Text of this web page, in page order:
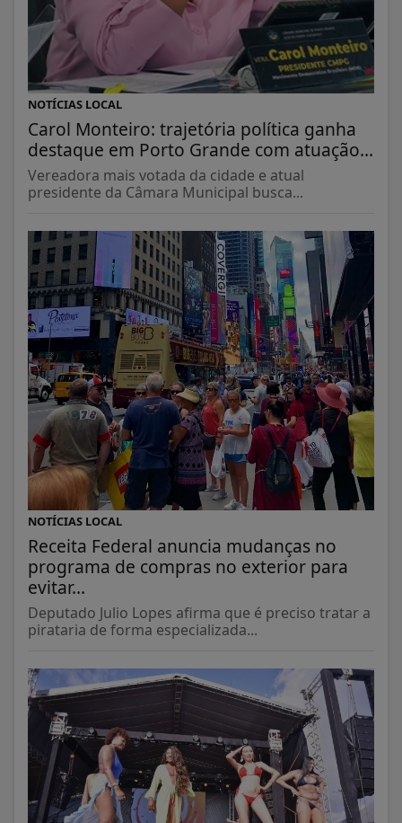
NOTÍCIAS LOCAL
Carol Monteiro: trajetória política ganha
destaque em Porto Grande com atuação...
Vereadora mais votada da cidade e atual
presidente da Câmara Municipal busca...
NOTÍCIAS LOCAL
Receita Federal anuncia mudanças no
programa de compras no exterior para
evitar...
Deputado Julio Lopes afirma que é preciso tratar a
pirataria de forma especializada...